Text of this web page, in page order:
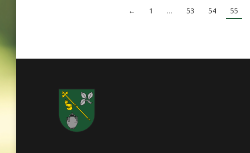
← 1 … 53 54 55